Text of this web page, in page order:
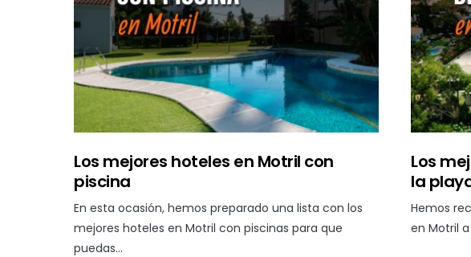
Los mejores hoteles en Motril con
piscina
En esta ocasión, hemos preparado una lista con los
mejores hoteles en Motril con piscinas para que
puedas…
Los
la
Hemos
en Motril